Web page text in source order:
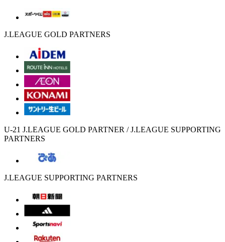
J.LEAGUE GOLD PARTNERS
U-21 J.LEAGUE GOLD PARTNER / J.LEAGUE SUPPORTING
PARTNERS
J.LEAGUE SUPPORTING PARTNERS